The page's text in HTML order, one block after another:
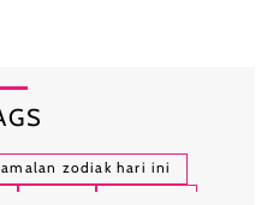
zodiak hari ini